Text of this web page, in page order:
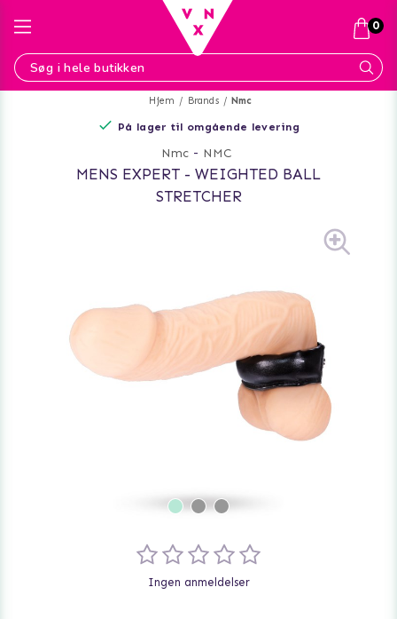
Hjem Brands Nmc
På lager til omgående levering
Nmc - NMC
MENS EXPERT - WEIGHTED BALL
STRETCHER
Ingen anmeldelser
0